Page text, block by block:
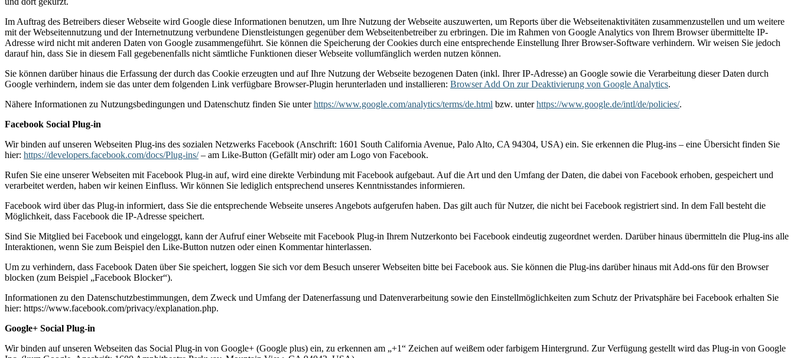
Im Auftrag des Betreibers dieser Webseite wird Google diese Informationen benutzen, um Ihre Nutzung der Webseite auszuwerten, um Reports über die Webseitenaktivitäten zusammenzustellen und um weitere
mit der Webseitennutzung und der Internetnutzung verbundene Dienstleistungen gegenüber dem Webseitenbetreiber zu erbringen. Die im Rahmen von Google Analytics von Ihrem Browser übermittelte IP-
Adresse wird nicht mit anderen Daten von Google zusammengeführt. Sie können die Speicherung der Cookies durch eine entsprechende Einstellung Ihrer Browser-Software verhindern. Wir weisen Sie jedoch
darauf hin, dass Sie in diesem Fall gegebenenfalls nicht sämtliche Funktionen dieser Webseite vollumfänglich werden nutzen können.
Sie können darüber hinaus die Erfassung der durch das Cookie erzeugten und auf Ihre Nutzung der Webseite bezogenen Daten (inkl. Ihrer IP-Adresse) an Google sowie die Verarbeitung dieser Daten durch
Google verhindern, indem sie das unter dem folgenden Link verfügbare Browser-Plugin herunterladen und installieren: Browser Add On zur Deaktivierung von Google Analytics.
Nähere Informationen zu Nutzungsbedingungen und Datenschutz finden Sie unterhttps://www.google.com/analytics/terms/de.html bzw. unterhttps://www.google.de/intl/de/policies/.
Facebook Social Plug-in
Wir binden auf unseren Webseiten Plug-ins des sozialen Netzwerks Facebook (Anschrift: 1601 South California Avenue, Palo Alto, CA 94304, USA) ein. Sie erkennen die Plug-ins – eine Übersicht finden Sie
hier: https://developers.facebook.com/docs/Plug-ins/– am Like-Button (Gefällt mir) oder am Logo von Facebook.
Rufen Sie eine unserer Webseiten mit Facebook Plug-in auf, wird eine direkte Verbindung mit Facebook aufgebaut. Auf die Art und den Umfang der Daten, die dabei von Facebook erhoben, gespeichert und
verarbeitet werden, haben wir keinen Einfluss. Wir können Sie lediglich entsprechend unseres Kenntnisstandes informieren.
Facebook wird über das Plug-in informiert, dass Sie die entsprechende Webseite unseres Angebots aufgerufen haben. Das gilt auch für Nutzer, die nicht bei Facebook registriert sind. In dem Fall besteht die
Möglichkeit, dass Facebook die IP-Adresse speichert.
Sind Sie Mitglied bei Facebook und eingeloggt, kann der Aufruf einer Webseite mit Facebook Plug-in Ihrem Nutzerkonto bei Facebook eindeutig zugeordnet werden. Darüber hinaus übermitteln die Plug-ins alle
Interaktionen, wenn Sie zum Beispiel den Like-Button nutzen oder einen Kommentar hinterlassen.
Um zu verhindern, dass Facebook Daten über Sie speichert, loggen Sie sich vor dem Besuch unserer Webseiten bitte bei Facebook aus. Sie können die Plug-ins darüber hinaus mit Add-ons für den Browser
blocken (zum Beispiel „Facebook Blocker“).
Informationen zu den Datenschutzbestimmungen, dem Zweck und Umfang der Datenerfassung und Datenverarbeitung sowie den Einstellmöglichkeiten zum Schutz der Privatsphäre bei Facebook erhalten Sie
hier: https://www.facebook.com/privacy/explanation.php.
Google+ Social Plug-in
Wir binden auf unseren Webseiten das Social Plug-in von Google+ (Google plus) ein, zu erkennen am „+1“ Zeichen auf weißem oder farbigem Hintergrund. Zur Verfügung gestellt wird das Plug-in von Google